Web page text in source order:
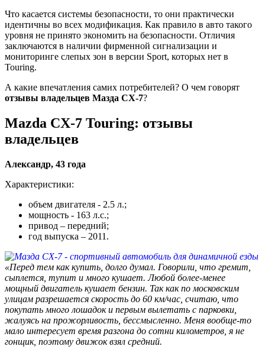
Что касается системы безопасности, то они практически
идентичны во всех модификация. Как правило в авто такого
уровня не принято экономить на безопасности. Отличия
заключаются в наличии фирменной сигнализации и
мониторинге слепых зон в версии Sport, которых нет в
Touring.
А какие впечатления самих потребителей? О чем говорят
отзывы владельцев Мазда CX-7?
Mazda CX-7 Touring: отзывы
владельцев
Александр, 43 года
Характеристики:
объем двигателя - 2.5 л.;
мощность - 163 л.с.;
привод – передний;
год выпуска – 2011.
«Перед тем как купить, долго думал. Говорили, что гремит,
сыплется, тупит и много кушает. Любой более-менее
мощный двигатель кушает бензин. Так как по московским
улицам разрешается скорость до 60 км/час, считаю, что
покупать много лошадок и первым вылетать с парковки,
жалуясь на прожорливость, бессмысленно. Меня вообще-то
мало интересует время разгона до сотни километров, я не
гонщик, поэтому движок взял средний.